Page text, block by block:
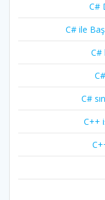
C#
C# ile
C#
C#
C++